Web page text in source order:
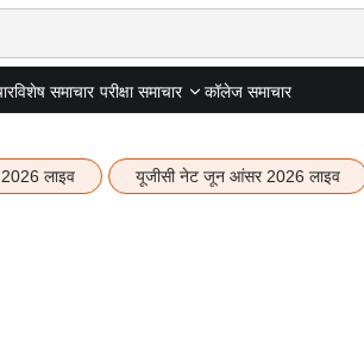
विशेष समाचार परीक्षा समाचार कॉलेज समाचार
2026 लाइव यूजीसी नेट जून आंसर 2026 लाइव